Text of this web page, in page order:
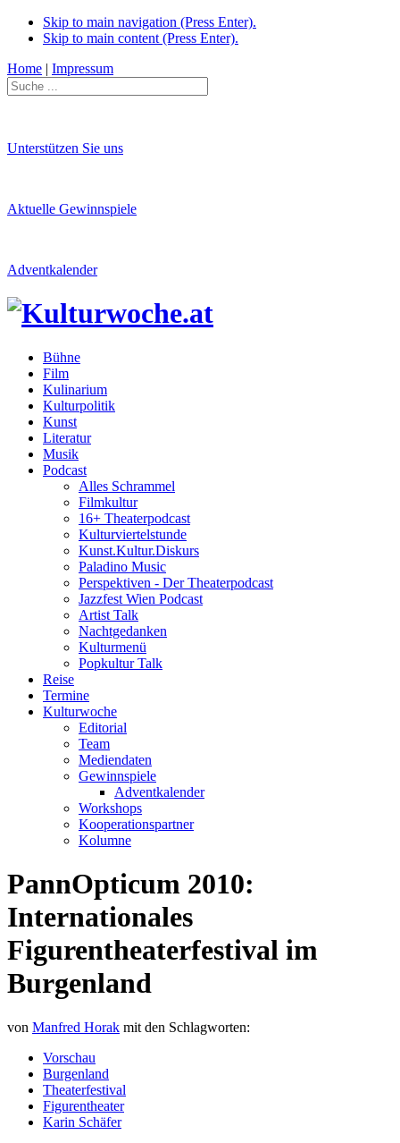
Skip to main navigation (Press Enter).
Skip to main content (Press Enter).
Home | Impressum
Unterstützen Sie uns
Aktuelle Gewinnspiele
Adventkalender
Bühne
Film
Kulinarium
Kulturpolitik
Kunst
Literatur
Musik
Podcast
Alles Schrammel
Filmkultur
16+ Theaterpodcast
Kulturviertelstunde
Kunst.Kultur.Diskurs
Paladino Music
Perspektiven - Der Theaterpodcast
Jazzfest Wien Podcast
Artist Talk
Nachtgedanken
Kulturmenü
Popkultur Talk
Reise
Termine
Kulturwoche
Editorial
Team
Mediendaten
Gewinnspiele
Adventkalender
Workshops
Kooperationspartner
Kolumne
PannOpticum 2010:
Internationales
Figurentheaterfestival im
Burgenland
von Manfred Horak mit den Schlagworten:
Vorschau
Burgenland
Theaterfestival
Figurentheater
Karin Schäfer